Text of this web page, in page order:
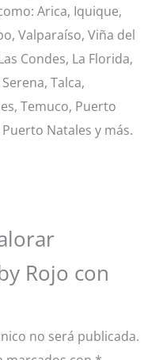
Arica, Iquique,
Valparaíso, Viña del
Condes, La Florida,
Talca,
Temuco, Puerto
Natales y más.
Rojo con
no será publicada.